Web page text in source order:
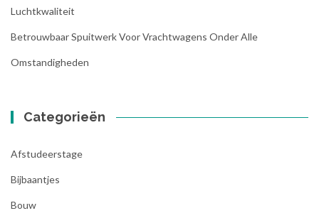
Luchtkwaliteit
Betrouwbaar Spuitwerk Voor Vrachtwagens Onder Alle
Omstandigheden
Categorieën
Afstudeerstage
Bijbaantjes
Bouw